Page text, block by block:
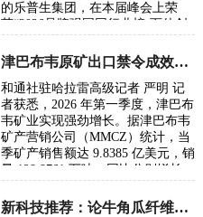
的乐普生集团，在本届峰会上荣
获“2026品牌强国同行业榜·百佳创
长申学强…
津巴布韦原矿出口禁令成效显著，矿业一季度强劲增长
和通社驻哈拉雷高级记者 严明 记
者获悉，2026 年第一季度，津巴布
韦矿业实现强劲增长。据津巴布韦
矿产营销公司（MMCZ）统计，当
季矿产销售额达 9.8385 亿美元，销
量 128.8761 万吨，同比分别增长
35 亿美…
新科技推荐：论牛角瓜纤维纺织产业创建与纺织新格局趋势